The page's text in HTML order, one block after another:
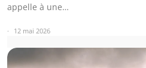
appelle à une…
12 mai 2026